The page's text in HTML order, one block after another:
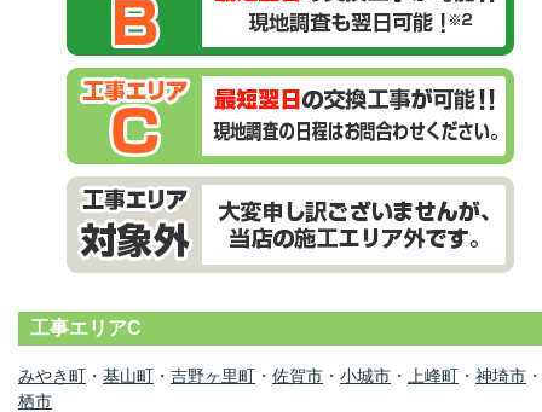
工事エリアC
みやき町 ・ 基山町 ・ 吉野ヶ里町 ・ 佐賀市 ・ 小城市 ・ 上峰町 ・ 神埼市 ・
栖市